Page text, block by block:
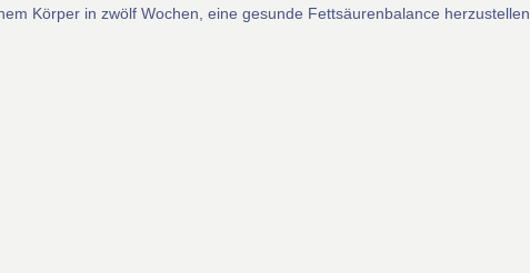
Körper in zwölf Wochen, eine gesunde Fettsäurenbalance herzustellen